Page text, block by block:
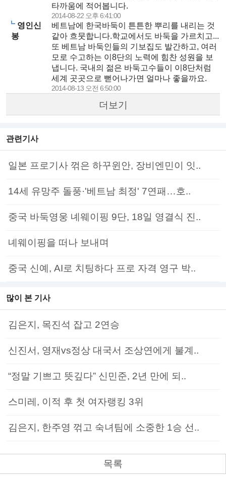
타까움에 적어봅니다.
2014-08-22 오후 6:41:00
영인신
봉
베트남에 한국바둑이 튼튼한 뿌리를 내리는 것
같아 흐뭇합니다.학교에서도 바둑을 가르치고...
또 베트남 바둑인들의 기보집도 발간하고, 여러
모로 수고하는 이8단의 노력에 힘찬 성원을 보
냅니다. 국내의 젊은 바둑고수들이 이8단처럼
세계 곳곳으로 뻗어나가면 얼마나 좋을까요.
2014-08-13 오전 6:50:00
더보기
관련기사
일본 프로기사 꺾은 하꾸윈안, 장비엔민이 잇..
14세 유망주 돌풍·'베트남 최정' 7연패…호..
중국 바둑영웅 녜웨이핑 9단, 18일 영결식 진..
녜웨이핑을 떠나 보내며
중국 신예, AI로 치팅하다 프로 자격 영구 박..
많이 본 기사
김은지, 목진석 잡고 2연승
신진서, 영재vs정상 대국서 조상연에게 불계..
“정말 기쁘고 뜻깊다” 신민준, 2년 만에 되..
스미레, 이적 후 첫 여자랭킹 3위
김은지, 한주영 꺾고 숙녀팀에 소중한 1승 선..
목록